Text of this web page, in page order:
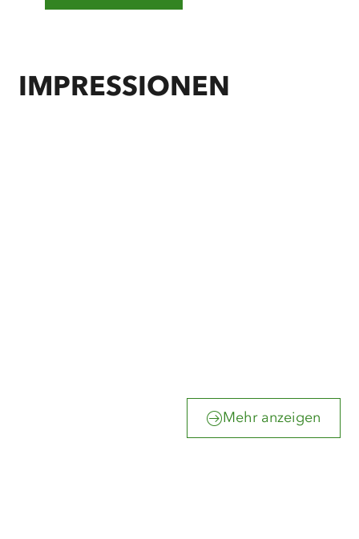
IMPRESSIONEN
Mehr anzeigen